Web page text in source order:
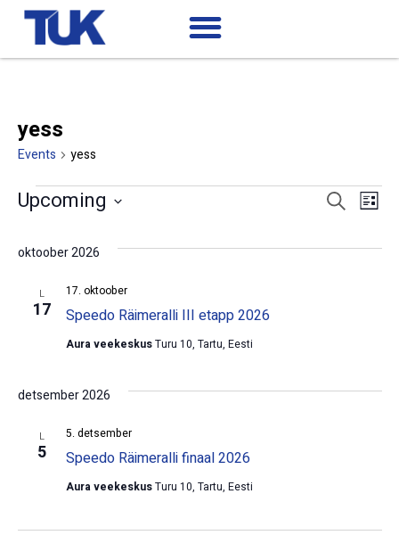
yess
Events yess
Events
Search
Search
List
Upcoming
oktoober 2026
L
17 Speedo Räimeralli III etapp 2026
17. oktoober
Aura veekeskusTuru 10, Tartu, Eesti
detsember 2026
L
5 Speedo Räimeralli finaal 2026
5. detsember
Aura veekeskusTuru 10, Tartu, Eesti